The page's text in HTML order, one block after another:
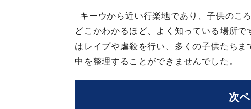
キーウから近い行楽地であり、子供のこ
どこかわかるほど、よく知っている場所
はレイプや虐殺を行い、多くの子供たち
中を整理することができませんでした。
次